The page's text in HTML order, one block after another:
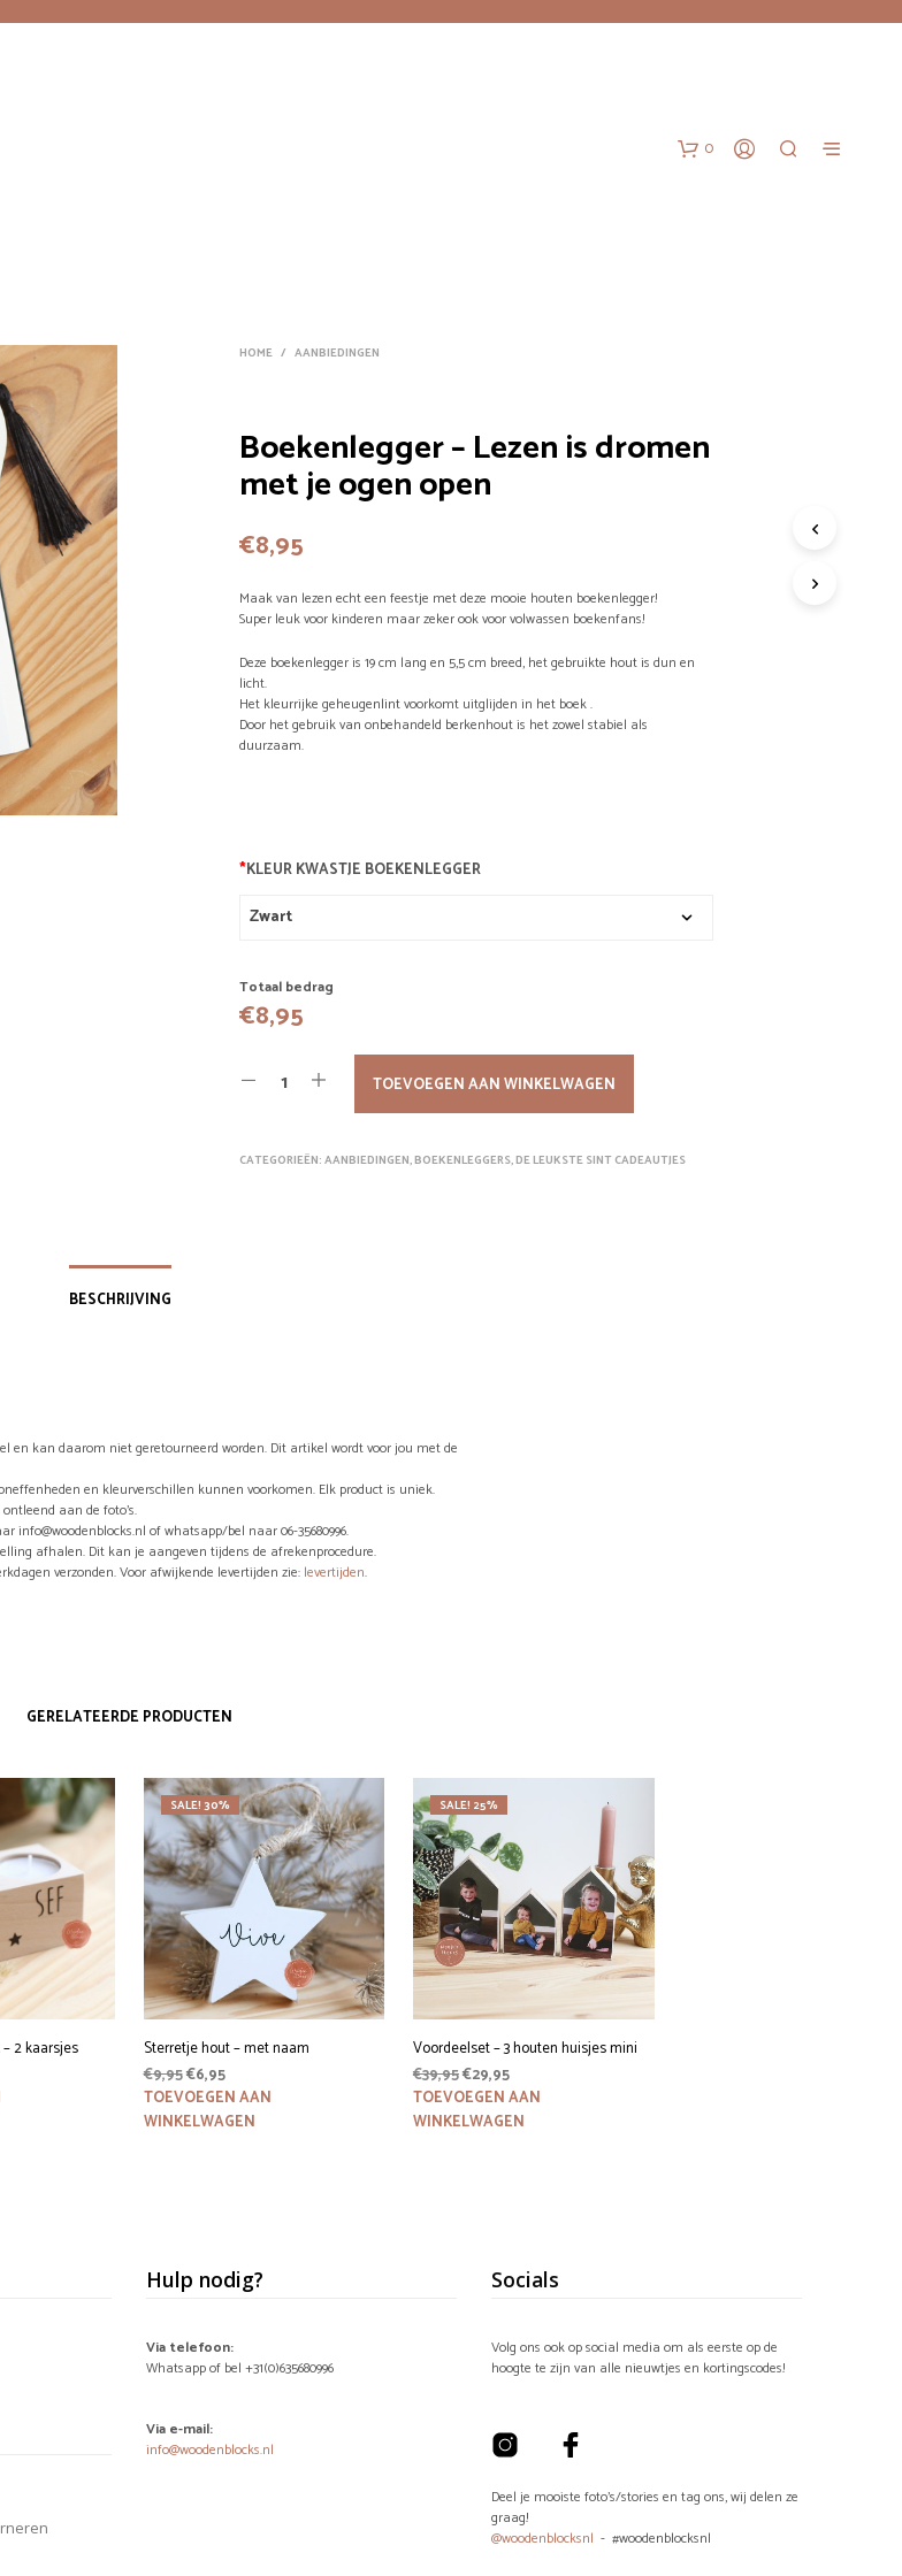
0
HOME / AANBIEDINGEN
Boekenlegger – Lezen is dromen
met je ogen open
€8,95
Maak van lezen echt een feestje met deze mooie houten boekenlegger!
Super leuk voor kinderen maar zeker ook voor volwassen boekenfans!
Deze boekenlegger is 19 cm lang en 5,5 cm breed, het gebruikte hout is dun en
licht.
Het kleurrijke geheugenlint voorkomt uitglijden in het boek .
Door het gebruik van onbehandeld berkenhout is het zowel stabiel als
duurzaam.
*KLEUR KWASTJE BOEKENLEGGER
Totaal bedrag
€8,95
TOEVOEGEN AAN WINKELWAGEN
CATEGORIEËN:AANBIEDINGEN,BOEKENLEGGERS,DE LEUKSTE SINT CADEAUTJES
BESCHRIJVING
en kan daarom niet geretourneerd worden. Dit artikel wordt voor jou met de
en kleurverschillen kunnen voorkomen. Elk product is uniek.
aan de foto’s.
info@woodenblocks.nl of whatsapp/bel naar 06-35680996.
afhalen. Dit kan je aangeven tijdens de afrekenprocedure.
verzonden. Voor afwijkende levertijden zie: levertijden.
GERELATEERDE PRODUCTEN
2 kaarsjes
SALE! 30%
Sterretje hout – met naam
€9,95Oorspronkelijke
prijs
was:
€6,95Huidige
prijs
is:
TOEVOEGEN AAN
WINKELWAGEN
SALE! 25%
Voordeelset – 3 houten huisjes mini
€39,95Oorspronkelijke
prijs
was:
€29,95Huidige
prijs
is:
TOEVOEGEN AAN
WINKELWAGEN
Hulp nodig?
Via telefoon:
Whatsapp of bel +31(0)635680996
Via e-mail:
info@woodenblocks.nl
Socials
Volg ons ook op social media om als eerste op de
hoogte te zijn van alle nieuwtjes en kortingscodes!
Deel je mooiste foto's/stories en tag ons, wij delen ze
graag!
@woodenblocksnl - #woodenblocksnl